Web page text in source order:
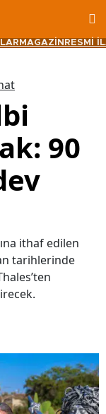
MAGAZİN RESMİ
90
ithaf edilen
tarihlerinde